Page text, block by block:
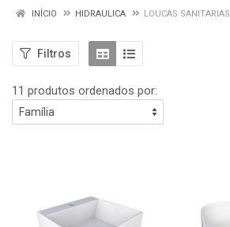
INÍCIO HIDRAULICA LOUCAS SANITARIAS
Filtros
11 produtos ordenados por: